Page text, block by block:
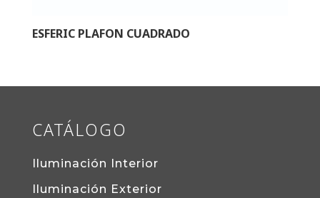
ESFERIC PLAFON CUADRADO
CATÁLOGO
Iluminación Interior
Iluminación Exterior